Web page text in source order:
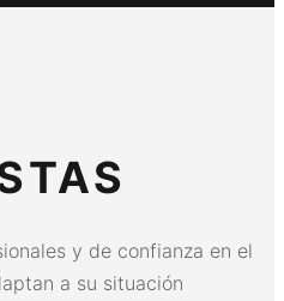
y de confianza en el
a su situación